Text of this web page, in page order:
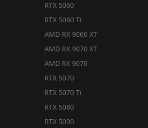
RTX 5060
RTX 5060 Ti
AMD RX 9060 XT
AMD RX 9070 XT
AMD RX 9070
RTX 5070
RTX 5070 Ti
RTX 5080
RTX 5090